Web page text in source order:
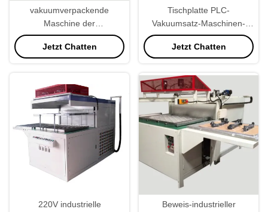
vakuumverpackende
Maschine der
Handelsnahrung22kw,
industrielle Geschwindigkeit
Jetzt Chatten
Tischplatte PLC-
Vakuumsatz-Maschinen-
industrielles Gewicht 800KG
Jetzt Chatten
220V industrielle
Beweis-industrieller